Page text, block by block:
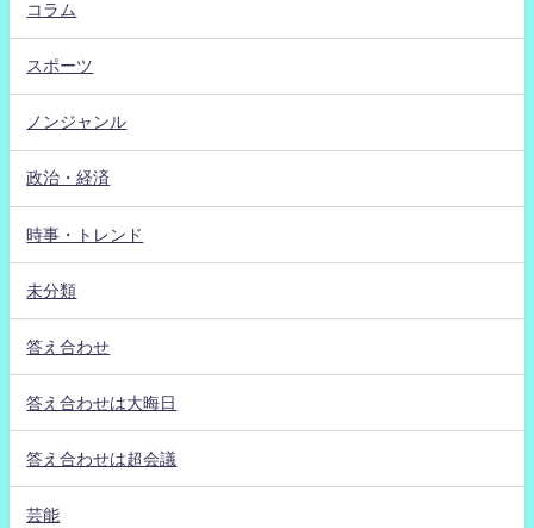
コラム
スポーツ
ノンジャンル
政治・経済
時事・トレンド
未分類
答え合わせ
答え合わせは大晦日
答え合わせは超会議
芸能